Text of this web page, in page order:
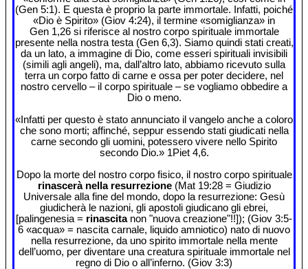
(Gen 5:1). E questa è proprio la parte immortale. Infatti, poiché
«Dio è Spirito» (Giov 4:24), il termine «somiglianza» in
Gen 1,26 si riferisce al nostro corpo spirituale immortale
presente nella nostra testa (Gen 6,3). Siamo quindi stati creati,
da un lato, a immagine di Dio, come esseri spirituali invisibili
(simili agli angeli), ma, dall’altro lato, abbiamo ricevuto sulla
terra un corpo fatto di carne e ossa per poter decidere, nel
nostro cervello – il corpo spirituale – se vogliamo obbedire a
Dio o meno.
«Infatti per questo è stato annunciato il vangelo anche a coloro
che sono morti; affinché, seppur essendo stati giudicati nella
carne secondo gli uomini, potessero vivere nello Spirito
secondo Dio.» 1Piet 4,6.
Dopo la morte del nostro corpo fisico, il nostro corpo spirituale
rinascerà nella resurrezione(Mat 19:28 = Giudizio
Universale alla fine del mondo, dopo la resurrezione: Gesù
giudicherà le nazioni, gli apostoli giudicano gli ebrei,
[palingenesia = rinascitanon "nuova creazione"!!]); (Giov 3:5-
6 «acqua» = nascita carnale, liquido amniotico) nato di nuovo
nella resurrezione, da uno spirito immortale nella mente
dell’uomo, per diventare una creatura spirituale immortale nel
regno di Dio o all’inferno. (Giov 3:3)